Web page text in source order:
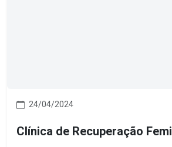
24/04/2024
Clínica de Recuperação